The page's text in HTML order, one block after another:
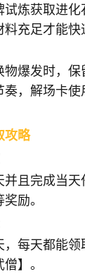
试炼获取进化
料充足才能
物爆发时，保
奏，解场卡
攻略
并且完成当天
励。
，每天都能领
】。